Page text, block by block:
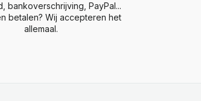
bankoverschrijving, PayPal...
betalen? Wij accepteren het
allemaal.